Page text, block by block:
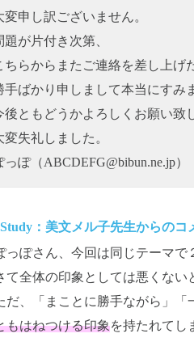
変申し訳ございません。
題が片付き次第、
ちらからまたご連絡を差し上げ
手ばかり申しまして本当にすみ
後ともどうかよろしくお願い致
変失礼しました。
っぽ（ABCDEFG@bibun.ne.jp）
っぽさん、今回は同じテーマで
て全体の印象としては悪くない
だ、「まことに勝手ながら」「
もはねつける印象を持たれてし